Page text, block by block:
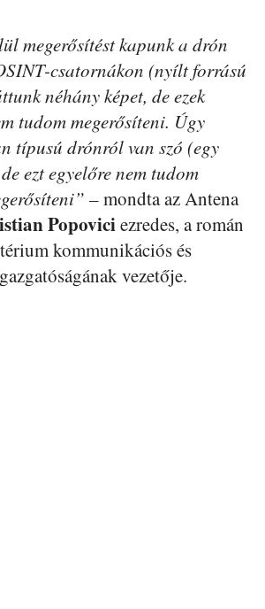
megerősítést kapunk a drón
csatornákon (nyílt forrású
néhány képet, de ezek
tudom megerősíteni. Úgy
típusú drónról van szó (egy
ezt egyelőre nem tudom
–mondta az Antena
Popoviciezredes, a román
kommunikációs és
vezetője.